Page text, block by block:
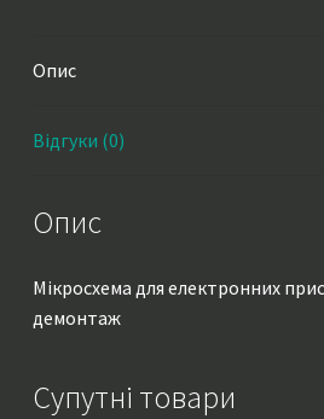
Опис
Відгуки (0)
Опис
Мікросхема для електронних
демонтаж
Супутні товари